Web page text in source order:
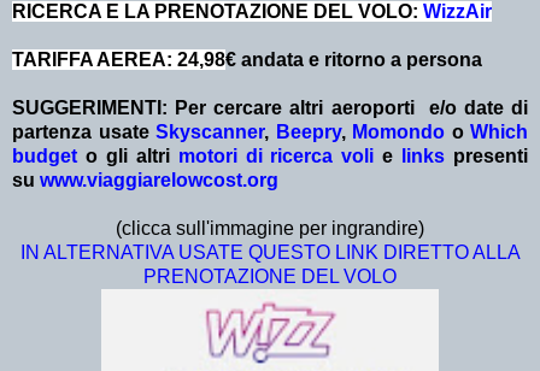
RICERCA E LA PRENOTAZIONE DEL VOLO: WizzAir
TARIFFA AEREA: 24,98€ andata e ritorno a persona
SUGGERIMENTI: Per cercare altri aeroporti e/o date di
partenza usate Skyscanner, Beepry, Momondo o Which
budget o gli altri motori di ricerca voli e links presenti
su www.viaggiarelowcost.org
(clicca sull'immagine per ingrandire)
IN ALTERNATIVA USATE QUESTO LINK DIRETTO ALLA
PRENOTAZIONE DEL VOLO